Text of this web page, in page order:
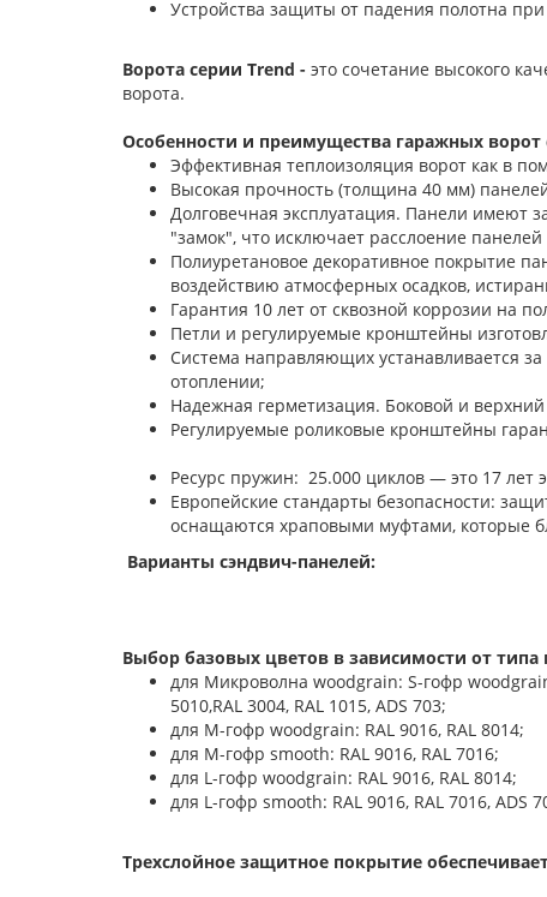
Устройства защиты от падения полотна
Ворота серии Trend - это сочетание высокого
ворота.
Особенности и преимущества гаражных ворот
Эффективная теплоизоляция ворот как в
Высокая прочность (толщина 40 мм)
Долговечная эксплуатация. Панели имеют
"замок", что исключает расслоение
Полиуретановое декоративное покрытие
воздействию атмосферных осадков,
Гарантия 10 лет от сквозной коррозии на
Петли и регулируемые кронштейны
Система направляющих устанавливается
отоплении;
Надежная герметизация. Боковой и
Регулируемые роликовые
Ресурс пружин: 25.000 циклов — это 17 лет
Европейские стандарты безопасности:
оснащаются храповыми муфтами, которые
Варианты сэндвич-панелей:
Выбор базовых цветов в зависимости от типа
для Микроволна woodgrain: S-гофр woodgrain:
5010,RAL 3004, RAL 1015, ADS 703;
для М-гофр woodgrain: RAL 9016, RAL 8014;
для М-гофр smooth: RAL 9016, RAL 7016;
для L-гофр woodgrain: RAL 9016, RAL 8014;
для L-гофр smooth: RAL 9016, RAL 7016, ADS
Трехслойное защитное покрытие